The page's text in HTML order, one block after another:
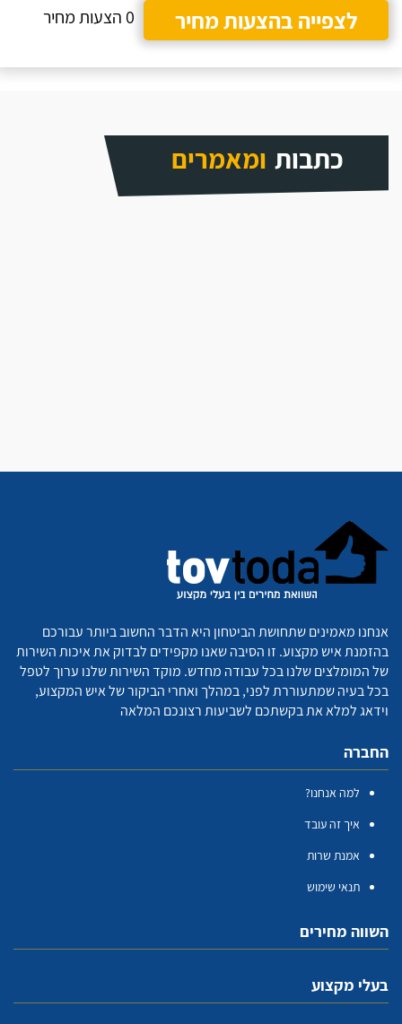
לצפייה בהצעות מחיר
0 הצעות מחיר
כתבות ומאמרים
אנחנו מאמינים שתחושת הביטחון היא הדבר החשוב ביותר עבורכם
בהזמנת איש מקצוע. זו הסיבה שאנו מקפידים לבדוק את איכות השירות
של המומלצים שלנו בכל עבודה מחדש. מוקד השירות שלנו ערוך לטפל
בכל בעיה שמתעוררת לפני, במהלך ואחרי הביקור של איש המקצוע,
וידאג למלא את בקשתכם לשביעות רצונכם המלאה
החברה
למה אנחנו?
איך זה עובד
אמנת שרות
תנאי שימוש
השווה מחירים
בעלי מקצוע